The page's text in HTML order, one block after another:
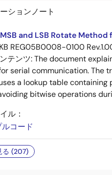
ションノート
and LSB Rotate
REG05B0008-0100
テンツ:The document
serial communication. The
a lookup table
bitwise operations
ル：
コード
る (207)